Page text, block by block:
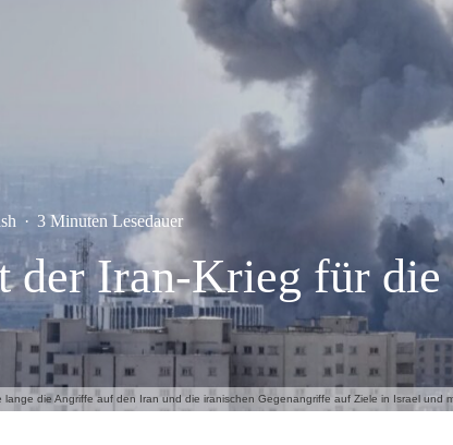
lange die Angriffe auf den Iran und die iranischen Gegenangriffe auf Ziele in Israel
· 3 Minuten Lesedauer
der Iran-Krieg für